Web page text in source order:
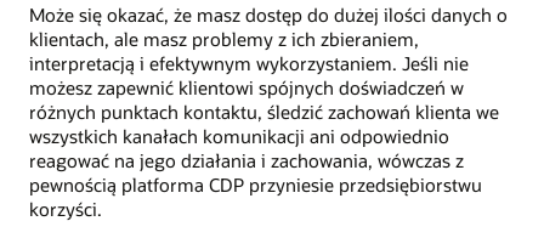
Może się okazać, że masz dostęp do dużej ilości danych o
klientach, ale masz problemy z ich zbieraniem,
interpretacją i efektywnym wykorzystaniem. Jeśli nie
możesz zapewnić klientowi spójnych doświadczeń w
różnych punktach kontaktu, śledzić zachowań klienta we
wszystkich kanałach komunikacji ani odpowiednio
reagować na jego działania i zachowania, wówczas z
pewnością platforma CDP przyniesie przedsiębiorstwu
korzyści.